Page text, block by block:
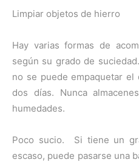
Limpiar objetos de hierro
Hay varias formas de
según su grado de
no se puede empaquetar el
dos días. Nunca
humedades.
Poco sucio. Si tiene un
escaso, puede pasarse una